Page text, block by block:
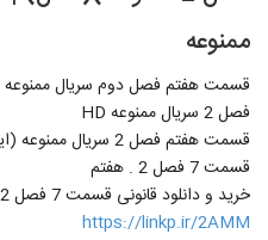
ممنوعه
فصل 2 سریال ممنوعه HD
قسمت هفتم فصل 2
قسمت 7 فصل 2 . هفتم
خرید و دانلود قانونی قسمت 7 فصل 2 سریال ممنوعه قسمت هفتم در زیر
https://linkp.ir/2AMM